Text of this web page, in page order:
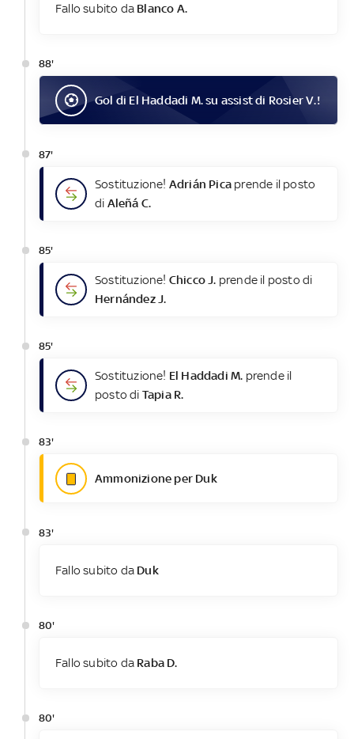
Fallo subito da Blanco A.
88'
Gol di El Haddadi M.su assist di Rosier V.!
87'
Sostituzione! Adrián Pica prende il posto
di Aleñá C.
85'
Sostituzione! Chicco J. prende il posto di
Hernández J.
85'
Sostituzione! El Haddadi M. prende il
posto di Tapia R.
83'
Ammonizione per Duk
83'
Fallo subito da Duk
80'
Fallo subito da Raba D.
80'